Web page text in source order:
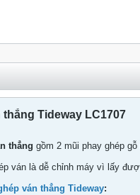
thẳng Tideway LC1707
thẳng gồm 2 mũi phay ghép
ván là dễ chỉnh máy vì lấy
ván thẳng Tideway: